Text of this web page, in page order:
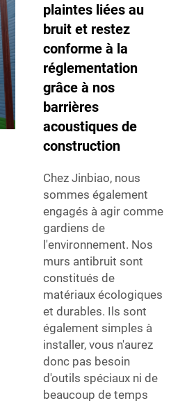
plaintes liées au
bruit et restez
conforme à la
réglementation
grâce à nos
barrières
acoustiques de
construction
Chez Jinbiao, nous
sommes également
engagés à agir comme
gardiens de
l'environnement. Nos
murs antibruit sont
constitués de
matériaux écologiques
et durables. Ils sont
également simples à
installer, vous n'aurez
donc pas besoin
d'outils spéciaux ni de
beaucoup de temps